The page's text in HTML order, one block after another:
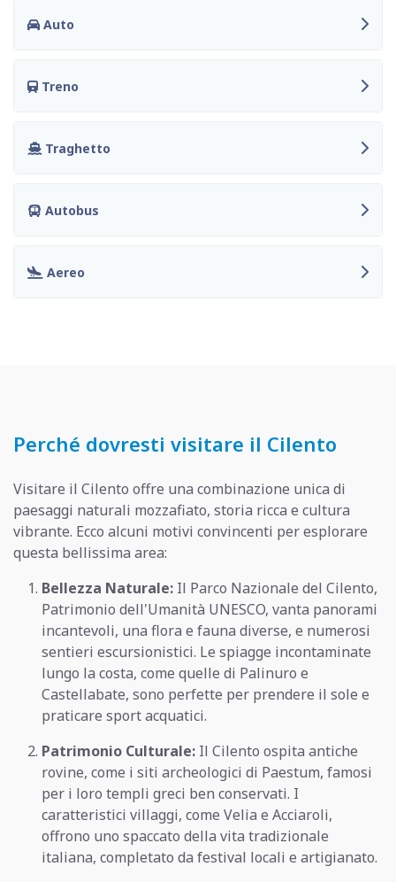
Auto
Treno
Traghetto
Autobus
Aereo
Perché dovresti visitare il Cilento
Visitare il Cilento offre una combinazione unica di
paesaggi naturali mozzafiato, storia ricca e cultura
vibrante. Ecco alcuni motivi convincenti per esplorare
questa bellissima area:
Bellezza Naturale: Il Parco Nazionale del Cilento,
Patrimonio dell'Umanità UNESCO, vanta panorami
incantevoli, una flora e fauna diverse, e numerosi
sentieri escursionistici. Le spiagge incontaminate
lungo la costa, come quelle di Palinuro e
Castellabate, sono perfette per prendere il sole e
praticare sport acquatici.
Patrimonio Culturale: Il Cilento ospita antiche
rovine, come i siti archeologici di Paestum, famosi
per i loro templi greci ben conservati. I
caratteristici villaggi, come Velia e Acciaroli,
offrono uno spaccato della vita tradizionale
italiana, completato da festival locali e artigianato.